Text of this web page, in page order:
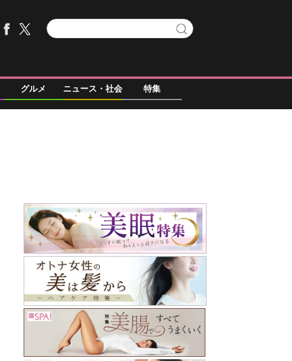
グルメ ニュース・社会 特集